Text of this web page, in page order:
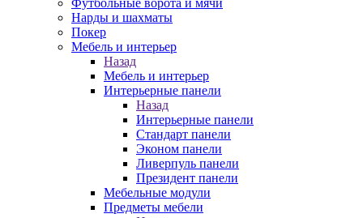
Футбольные ворота и мячи
Нарды и шахматы
Покер
Мебель и интерьер
Назад
Мебель и интерьер
Интерьерные панели
Назад
Интерьерные панели
Стандарт панели
Эконом панели
Ливерпуль панели
Президент панели
Мебельные модули
Предметы мебели